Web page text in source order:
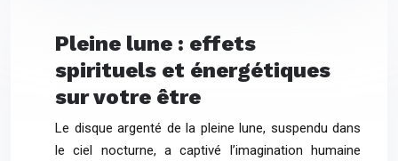
Pleine lune : effets
spirituels et énergétiques
sur votre être
Le disque argenté de la pleine lune, suspendu dans
le ciel nocturne, a captivé l’imagination humaine